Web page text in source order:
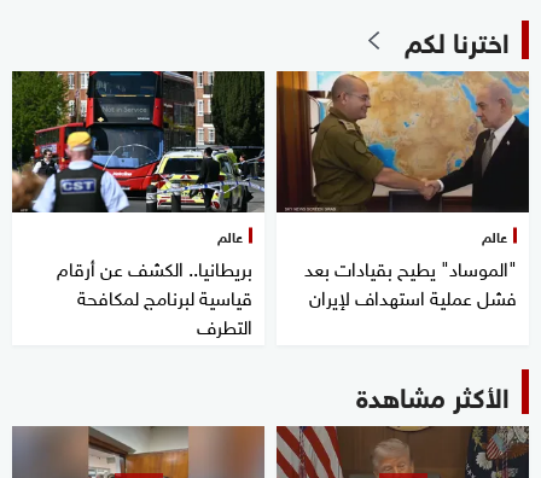
اخترنا لكم
عالم
"الموساد" يطيح بقيادات بعد
فشل عملية استهداف لإيران
عالم
بريطانيا.. الكشف عن أرقام
قياسية لبرنامج لمكافحة
التطرف
الأكثر مشاهدة